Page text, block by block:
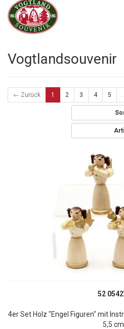
Vogtlandsouvenir
← Zurück 1 2 3 4 5
52
4er Set Holz "Engel Figuren" mit
5,5 cm